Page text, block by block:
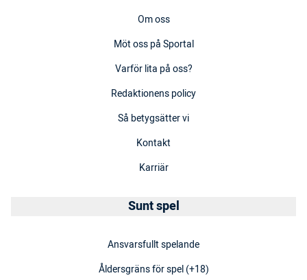
Om oss
Möt oss på Sportal
Varför lita på oss?
Redaktionens policy
Så betygsätter vi
Kontakt
Karriär
Sunt spel
Ansvarsfullt spelande
Åldersgräns för spel (+18)